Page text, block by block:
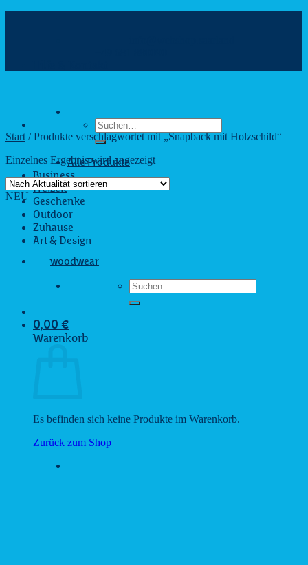
Suchen
nach:
Alle Produkte
Business
Freizeit
Geschenke
Outdoor
Zuhause
Art & Design
woodwear
Suchen
nach:
0,00 €
Warenkorb
Es befinden sich keine Produkte im Warenkorb.
Zurück zum Shop
Start /Produkte verschlagwortet mit „Snapback mit Holzschild“
Einzelnes Ergebnis wird angezeigt
NEU